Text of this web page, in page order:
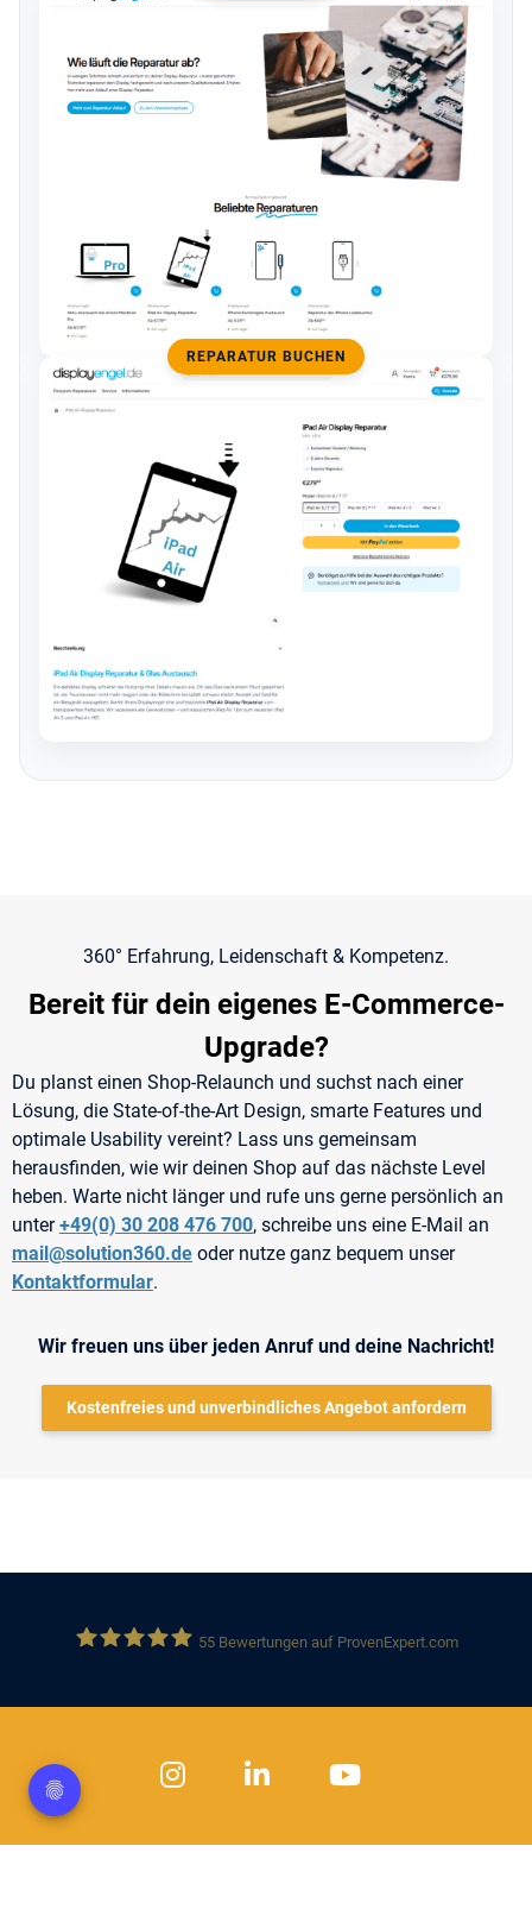
REPARATUR BUCHEN
360° Erfahrung, Leidenschaft & Kompetenz.
Bereit für dein eigenes E-Commerce-
Upgrade?
Du planst einen Shop-Relaunch und suchst nach einer
Lösung, die State-of-the-Art Design, smarte Features und
optimale Usability vereint? Lass uns gemeinsam
herausfinden, wie wir deinen Shop auf das nächste Level
heben. Warte nicht länger und rufe uns gerne persönlich an
unter+49(0) 30 208 476 700, schreibe uns eine E-Mail an
mail@solution360.de oder nutze ganz bequem unser
Kontaktformular.
Wir freuen uns über jeden Anruf und deine Nachricht!
Kostenfreies und unverbindliches Angebot anfordern
Solution 360 GmbH
55Bewertungen auf ProvenExpert.com